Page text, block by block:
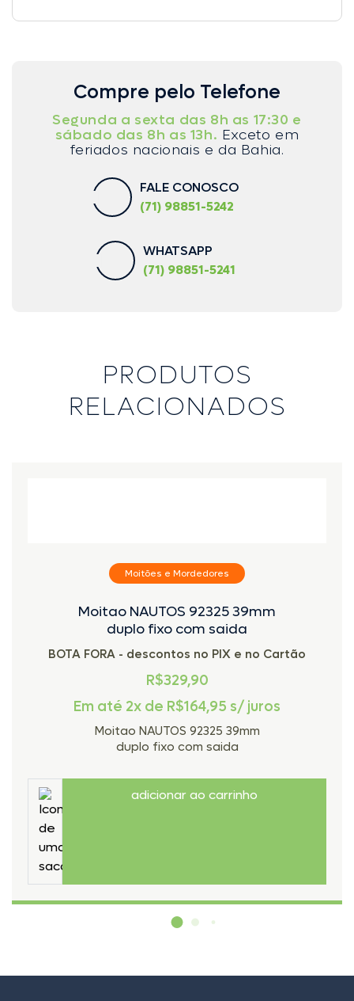
Compre pelo Telefone
Segunda a sexta das 8h as 17:30 e
sábado das 8h as 13h. Exceto em
feriados nacionais e da Bahia.
FALE CONOSCO
(71) 98851-5242
WHATSAPP
(71) 98851-5241
PRODUTOS
RELACIONADOS
Moitões e Mordedores
Moitao NAUTOS 92325 39mm
duplo fixo com saida
BOTA FORA - descontos no PIX e no Cartão
R$329,90
Em até 2x de R$164,95 s/ juros
Moitao NAUTOS 92325 39mm
duplo fixo com saida
adicionar ao carrinho